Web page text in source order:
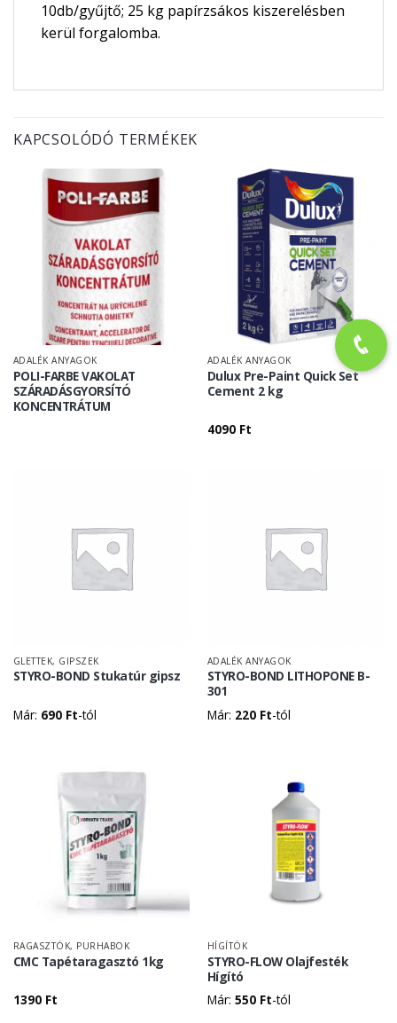
10db/gyűjtő; 25 kg papírzsákos kiszerelésben
kerül forgalomba.
KAPCSOLÓDÓ TERMÉKEK
ADALÉK ANYAGOK
POLI-FARBE VAKOLAT
SZÁRADÁSGYORSÍTÓ
KONCENTRÁTUM
ADALÉK ANYAGOK
Dulux Pre-Paint Quick Set
Cement 2 kg
4090 Ft
GLETTEK, GIPSZEK
STYRO-BOND Stukatúr gipsz
Már: 690 Ft-tól
ADALÉK ANYAGOK
STYRO-BOND LITHOPONE B-
301
Már: 220 Ft-tól
RAGASZTÓK, PURHABOK
CMC Tapétaragasztó 1kg
1390 Ft
HÍGÍTÓK
STYRO-FLOW Olajfesték
Hígító
Már: 550 Ft-tól